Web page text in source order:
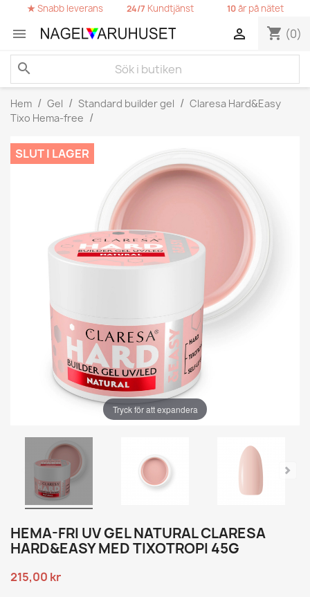
★Snabb leverans 24/7 Kundtjänst 10år på nätet
 shopping_cart (0)

search
Hem Gel Standard builder gel
Claresa Hard&Easy
Tixo Hema-free
SLUT I LAGER
Tryck för att expandera
HEMA-FRI UV GEL NATURAL CLARESA
HARD&EASY MED TIXOTROPI 45G
215,00 kr